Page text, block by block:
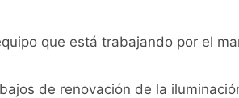
que está trabajando por el
de renovación de la